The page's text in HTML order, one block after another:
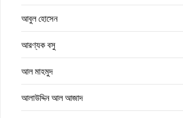
আবুল হোসেন
আরণ্যক বসু
আল মাহমুদ
আলাউদ্দিন আল আজাদ